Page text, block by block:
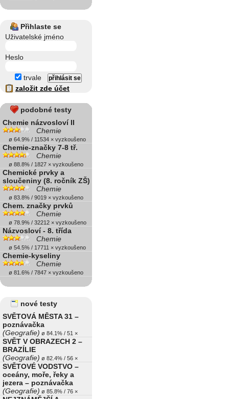
Přihlaste se
Uživatelské jméno
Heslo
trvale
založit zde účet
podobné testy
Chemie názvosloví II
Chemie
ø 64.9% / 11534 × vyzkoušeno
Chemie-značky 7-8 tř.
Chemie
ø 88.8% / 1827 × vyzkoušeno
Chemické prvky a
sloučeniny (8. ročník ZŠ)
Chemie
ø 83.8% / 9019 × vyzkoušeno
Chem. značky prvků
Chemie
ø 78.9% / 32212 × vyzkoušeno
Názvosloví - 8. třída
Chemie
ø 54.5% / 17711 × vyzkoušeno
Chemie-kyseliny
Chemie
ø 81.6% / 7847 × vyzkoušeno
nové testy
SVĚTOVÁ MĚSTA 31 –
poznávačka
(Geografie) ø 84.1% / 51 ×
SVĚT V OBRAZECH 2 –
BRAZÍLIE
(Geografie) ø 82.4% / 56 ×
SVĚTOVÉ VODSTVO –
oceány, moře, řeky a
jezera – poznávačka
(Geografie) ø 85.8% / 76 ×